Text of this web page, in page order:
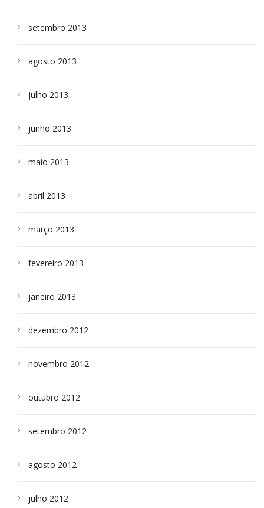
setembro 2013
agosto 2013
julho 2013
junho 2013
maio 2013
abril 2013
março 2013
fevereiro 2013
janeiro 2013
dezembro 2012
novembro 2012
outubro 2012
setembro 2012
agosto 2012
julho 2012